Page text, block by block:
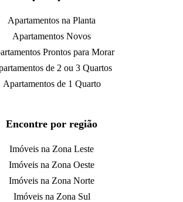
Apartamentos na Planta
Apartamentos Novos
Prontos para Morar
de 2 ou 3 Quartos
Apartamentos de 1 Quarto
Encontre por região
Imóveis na Zona Leste
Imóveis na Zona Oeste
Imóveis na Zona Norte
Imóveis na Zona Sul